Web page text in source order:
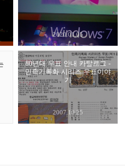
2020.01.05
80년대 우표 안내 카탈로그 -
민족기록화 시리즈 우표이야
기
2007.10.25